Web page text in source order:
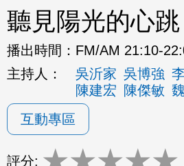
聽見陽光的心跳
播出時間： FM/AM 21:10-
主持人：
吳沂家 吳博強
陳建宏 陳傑敏
互動專區
評分: